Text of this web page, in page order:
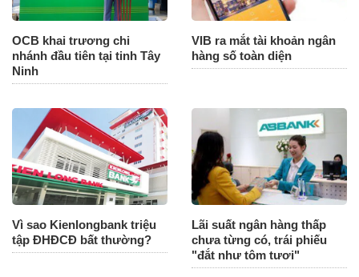
OCB khai trương chi
nhánh đầu tiên tại tinh Tây
Ninh
VIB ra mắt tài khoản ngân
hàng số toàn diện
Vì sao Kienlongbank triệu
tập ĐHĐCĐ bất thường?
Lãi suất ngân hàng thấp
chưa từng có, trái phiếu
"đắt như tôm tươi"